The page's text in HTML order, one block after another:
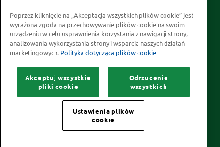
Prawa autorskie © 2026 McCormick Polska S.A.
Informacje na temat ochrony prywatności
Polityka dotycząca plików cookie
Kontakt Mapa Strony
Poprzez kliknięcie na „Akceptacja wszystkich plików cookie” jest
wyrażona zgoda na przechowywanie plików cookie na swoim
urządzeniu w celu usprawnienia korzystania z nawigacji strony,
analizowania wykorzystania strony i wsparcia naszych działań
marketingowych. Polityka dotycząca plików cookie
Akceptuj wszystkie
pliki cookie
Odrzucenie
wszystkich
Ustawienia plików
cookie